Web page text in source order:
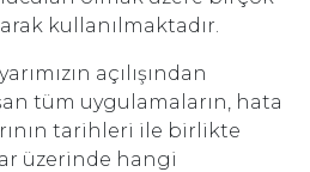
kullanılmaktadır.
açılışından
tüm uygulamaların, hata
tarihleri ile birlikte
üzerinde hangi